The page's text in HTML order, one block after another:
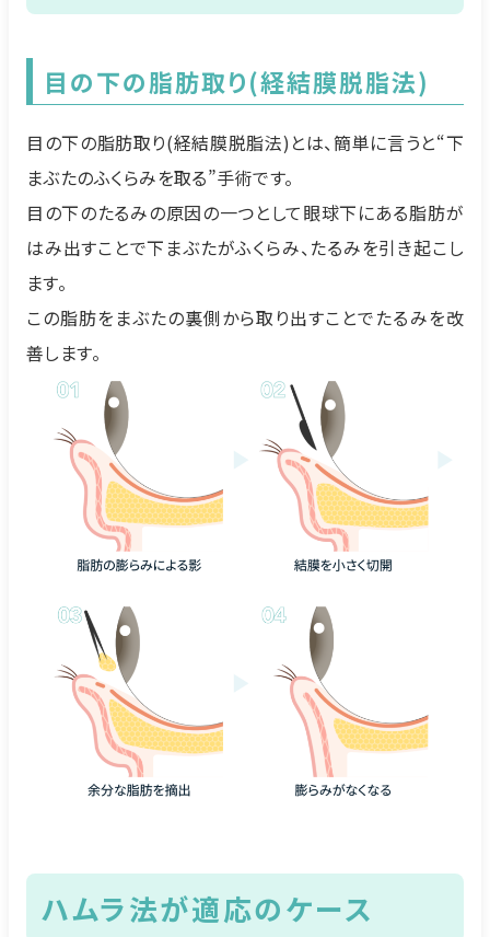
目の下の脂肪取り(経結膜脱脂法)
目の下の脂肪取り(経結膜脱脂法)とは、簡単に言うと“下
まぶたのふくらみを取る”手術です。
目の下のたるみの原因の一つとして眼球下にある脂肪が
はみ出すことで下まぶたがふくらみ、たるみを引き起こし
ます。
この脂肪をまぶたの裏側から取り出すことでたるみを改
善します。
ハムラ法が適応のケース